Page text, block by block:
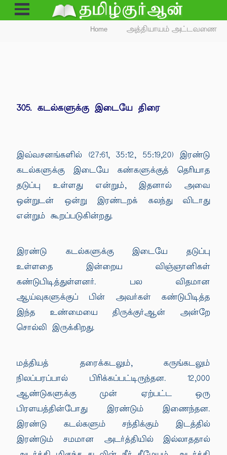
Open
Menu
Home அத்தியாயம் அட்டவணை
305. கடல்களுக்கு இடையே திரை
இவ்வசனங்களில் (27:61, 35:12, 55:19,20) இரண்டு
கடல்களுக்கு இடையே கண்களுக்குத் தெரியாத
தடுப்பு உள்ளது என்றும், இதனால் அவை
ஒன்றுடன் ஒன்று இரண்டறக் கலந்து விடாது
என்றும் கூறப்படுகின்றது.
இரண்டு கடல்களுக்கு இடையே தடுப்பு
உள்ளதை இன்றைய விஞ்ஞானிகள்
கண்டுபிடித்துள்ளனர். பல விதமான
ஆய்வுகளுக்குப் பின் அவர்கள் கண்டுபிடித்த
இந்த உண்மையை திருக்குர்ஆன் அன்றே
சொல்லி இருக்கிறது.
மத்தியத் தரைக்கடலும், கருங்கடலும்
நிலப்பரப்பால் பிரிக்கப்பட்டிருந்தன. 12,000
ஆண்டுகளுக்கு முன் ஏற்பட்ட ஒரு
பிரளயத்தின்போது இரண்டும் இணைந்தன.
இரண்டு கடல்களும் சந்திக்கும் இடத்தில்
இரண்டும் சமமான அடர்த்தியில் இல்லாததால்